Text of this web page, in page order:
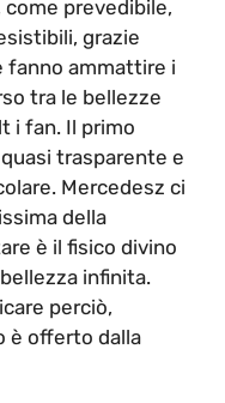
come prevedibile,
grazie
fanno ammattire i
tra le bellezze
i fan. Il primo
trasparente e
Mercedesz ci
della
è il fisico divino
infinita.
perciò,
è offerto dalla